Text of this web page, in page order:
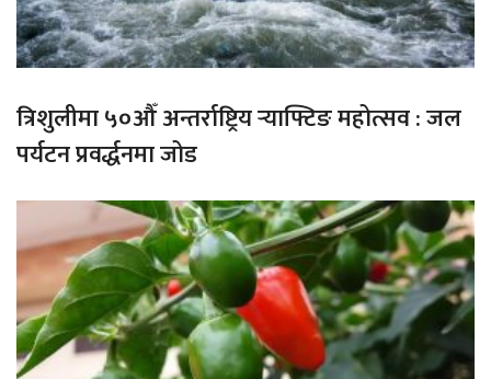
त्रिशुलीमा ५०औँ अन्तर्राष्ट्रिय र्‍याफ्टिङ महोत्सव : जल
पर्यटन प्रवर्द्धनमा जोड